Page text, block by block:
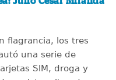
flagrancia, los tres
una serie de
SIM, droga y